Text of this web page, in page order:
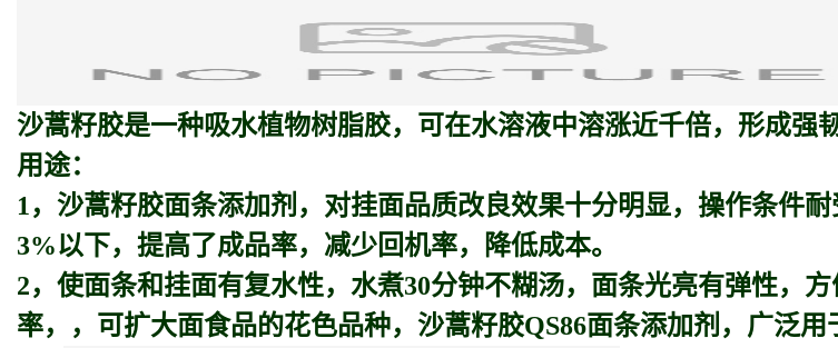
沙蒿籽胶是一种吸水植物树脂胶，可在水溶液中溶涨近千倍，形成强
用途：
1，沙蒿籽胶面条添加剂，对挂面品质改良效果十分明显，操作条件
3%以下，提高了成品率，减少回机率，降低成本。
2，使面条和挂面有复水性，水煮30分钟不糊汤，面条光亮有弹性，
率，，可扩大面食品的花色品种，沙蒿籽胶QS86面条添加剂，广泛用